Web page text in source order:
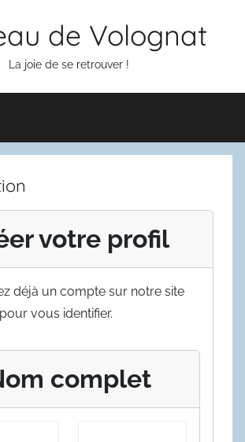
de Volognat
La joie de se retrouver !
votre profil
déjà un compte sur notre site
pour vous identifier.
complet